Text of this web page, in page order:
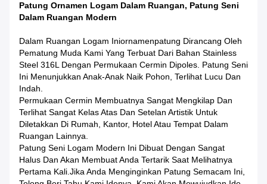
Patung Ornamen Logam Dalam Ruangan, Patung Seni
Dalam Ruangan Modern
Dalam Ruangan Logam IniOrnamenPatung Dirancang Oleh
Pematung Muda Kami Yang Terbuat Dari Bahan Stainless
Steel 316L Dengan Permukaan Cermin Dipoles. Patung Seni
Ini Menunjukkan Anak-Anak Naik Pohon, Terlihat Lucu Dan
Indah.
Permukaan Cermin Membuatnya Sangat Mengkilap Dan
Terlihat Sangat Kelas Atas Dan Setelan Artistik Untuk
Diletakkan Di Rumah, Kantor, Hotel Atau Tempat Dalam
Ruangan Lainnya.
Patung Seni Logam Modern Ini Dibuat Dengan Sangat
Halus Dan Akan Membuat Anda Tertarik Saat Melihatnya
Pertama Kali.jika Anda Menginginkan Patung Semacam Ini,